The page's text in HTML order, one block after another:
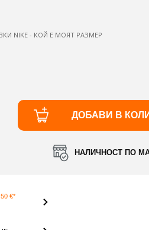
NIKE - КОЙ Е МОЯТ РАЗМЕР
ДОБАВИ В
НАЛИЧНОСТ ПО
€*